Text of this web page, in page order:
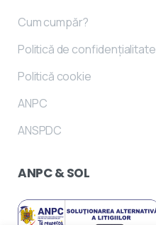
Cum cumpăr?
Politică de confidențialitate
Politică cookie
ANPC
ANSPDC
ANPC & SOL